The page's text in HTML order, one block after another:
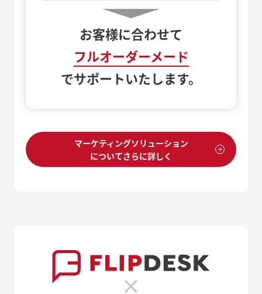
お客様に合わせて
フルオーダーメード
でサポートいたします。
マーケティングソリューション
についてさらに詳しく